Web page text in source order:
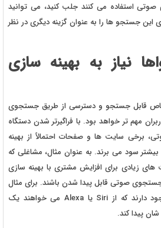
استفاده می کنند جلب کنید، می توانید
این جستجو ها را به عنوان گزینه دیگری در نظر
نیاز به بهینه سازی
قابل جستجو و دسترسی از طریق جستجوی
مهم تر خواهد بود. با فراگیرتر شدن دستگاه
برخی سایت ها و صفحات احتمالاً از بهینه
سازی برای جستجوی Alexa بیشتر سود می برند. به عنوان مثال، مشاغلی که
زیادی برای افزایش مشتری با بهینه سازی
جستجوی صوتی قابل پیدا شدن باشند. برای مثال
هر روزه کاربران بیشتری وجود دارند که از Siri یا Alexa می خواهند یک
پیدا کند.